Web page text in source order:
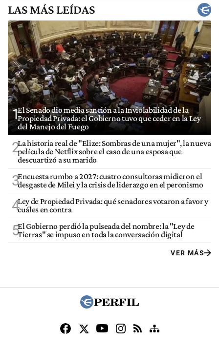
LAS MÁS LEÍDAS
1El Senado dio media sanción a la Inviolabilidad de la
Propiedad Privada: el Gobierno tuvo que ceder en la Ley
del Manejo del Fuego
2La historia real de "Elize: Sombras de una mujer", la nueva
película de Netflix sobre el caso de una esposa que
descuartizó a su marido
3Encuesta rumbo a 2027: cuatro consultoras midieron el
desgaste de Milei y la crisis de liderazgo en el peronismo
4Ley de Propiedad Privada: qué senadores votaron a favor y
cuáles en contra
5El Gobierno perdió la pulseada del nombre: la "Ley de
Tierras" se impuso en toda la conversación digital
VER MÁS